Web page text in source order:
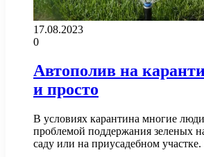
17.08.2023
0
Автополив на
и просто
В условиях карантина многие
проблемой поддержания зеленых
саду или на приусадебном